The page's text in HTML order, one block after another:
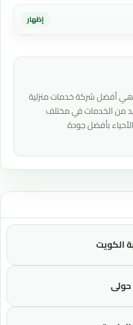
الكويت
حولي
إظهار
أفضل شركة خدمات منزلية
من الخدمات في مختلف
بأفضل جودة